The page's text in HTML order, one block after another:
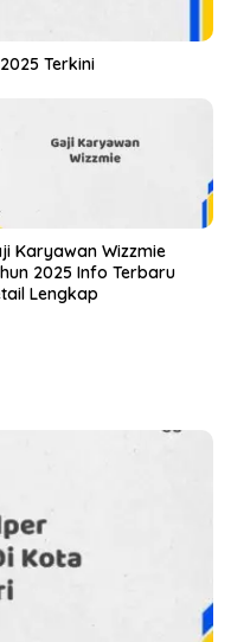
Terkini
Karyawan Wizzmie
2025 Info Terbaru
Lengkap